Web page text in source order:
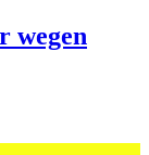
wegen